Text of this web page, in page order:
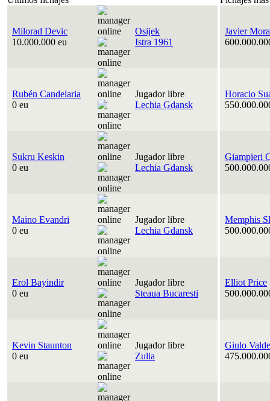
Milorad Devic
10.000.000 eu
Osijek
Istra 1961
Javier
Rubén Candelaria
0 eu
Jugador libre
Lechia Gdansk
Horacio
Sukru Keskin
0 eu
Jugador libre
Lechia Gdansk
Giampieri
Maino Evandri
0 eu
Jugador libre
Lechia Gdansk
Memphis
Erol Bayindir
0 eu
Jugador libre
Steaua Bucaresti
Elliot Price
Kevin Staunton
0 eu
Jugador libre
Zulia
Giulo